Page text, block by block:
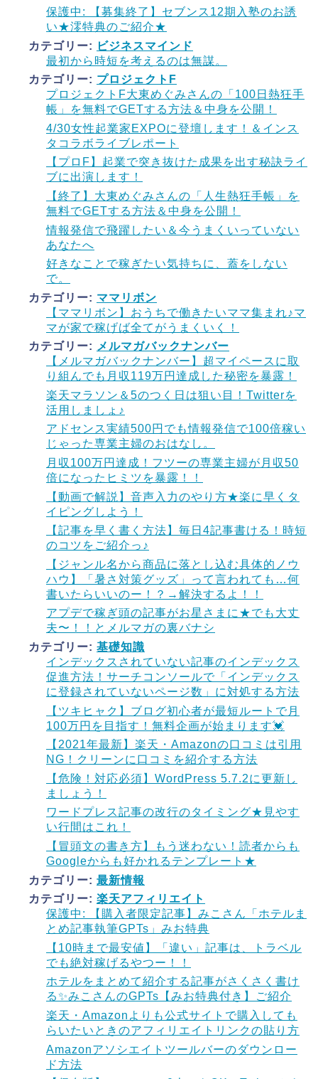
保護中: 【募集終了】セブンス12期入塾のお誘
い★澪特典のご紹介★
カテゴリー: ビジネスマインド
最初から時短を考えるのは無謀。
カテゴリー: プロジェクトF
プロジェクトF大東めぐみさんの「100日熱狂手
帳」を無料でGETする方法＆中身を公開！
4/30女性起業家EXPOに登壇します！＆インス
タコラボライブレポート
【プロF】起業で突き抜けた成果を出す秘訣ライ
ブに出演します！
【終了】大東めぐみさんの「人生熱狂手帳」を
無料でGETする方法＆中身を公開！
情報発信で飛躍したい＆今うまくいっていない
あなたへ
好きなことで稼ぎたい気持ちに、蓋をしない
で。
カテゴリー: ママリボン
【ママリボン】おうちで働きたいママ集まれ♪マ
マが家で稼げば全てがうまくいく！
カテゴリー: メルマガバックナンバー
【メルマガバックナンバー】超マイペースに取
り組んでも月収119万円達成した秘密を暴露！
楽天マラソン＆5のつく日は狙い目！Twitterを
活用しましょ♪
アドセンス実績500円でも情報発信で100倍稼い
じゃった専業主婦のおはなし。
月収100万円達成！フツーの専業主婦が月収50
倍になったヒミツを暴露！！
【動画で解説】音声入力のやり方★楽に早くタ
イピングしよう！
【記事を早く書く方法】毎日4記事書ける！時短
のコツをご紹介っ♪
【ジャンル名から商品に落とし込む具体的ノウ
ハウ】「暑さ対策グッズ」って言われても…何
書いたらいいのー！？→解決するよ！！
アプデで稼ぎ頭の記事がお星さまに★でも大丈
夫〜！！とメルマガの裏バナシ
カテゴリー: 基礎知識
インデックスされていない記事のインデックス
促進方法！サーチコンソールで「インデックス
に登録されていないページ数」に対処する方法
【ツキヒャク】ブログ初心者が最短ルートで月
100万円を目指す！無料企画が始まります💓
【2021年最新】楽天・Amazonの口コミは引用
NG！クリーンに口コミを紹介する方法
【危険！対応必須】WordPress 5.7.2に更新し
ましょう！
ワードプレス記事の改行のタイミング★見やす
い行間はこれ！
【冒頭文の書き方】もう迷わない！読者からも
Googleからも好かれるテンプレート★
カテゴリー: 最新情報
カテゴリー: 楽天アフィリエイト
保護中: 【購入者限定記事】みこさん「ホテルま
とめ記事執筆GPTs」みお特典
【10時まで最安値】「違い」記事は、トラベル
でも絶対稼げるやつー！！
ホテルをまとめて紹介する記事がさくさく書け
る✨みこさんのGPTs【みお特典付き】ご紹介
楽天・Amazonよりも公式サイトで購入しても
らいたいときのアフィリエイトリンクの貼り方
Amazonアソシエイトツールバーのダウンロー
ド方法